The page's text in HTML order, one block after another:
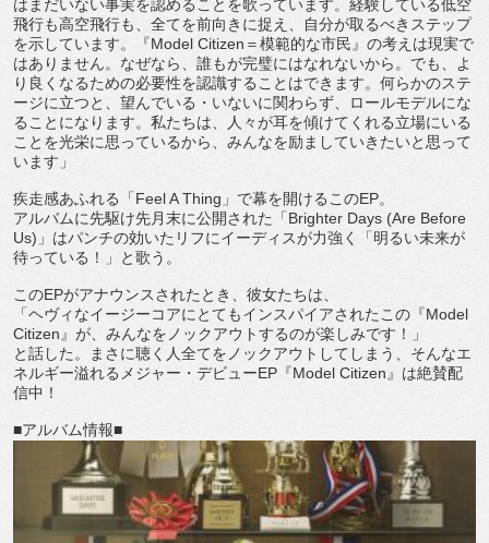
はまだいない事実を認めることを歌っています。経験している低空
飛行も高空飛行も、 全てを前向きに捉え、自分が取るべきステップ
を示しています。『Model Citizen ＝模範的な市民』の考えは現実で
はありません。 なぜなら、誰もが完璧にはなれないから。でも、
よ
り良くなるための必要性を認識することはできます。 何らかのステ
ージに立つと、望んでいる・いないに関わらず、
ロールモデルにな
ることになります。私たちは、
人々が耳を傾けてくれる立場にいる
ことを光栄に思っているから、 みんなを励ましていきたいと思って
います」
疾走感あふれる「Feel A Thing 」で幕を開けるこのEP。
アルバムに先駆け先月末に公開された「Brighter Days (Are Before
Us) 」はパンチの効いたリフにイーディスが力強く「明るい未来が
待っている！」と歌う。
このEPがアナウンスされたとき、彼女たちは、
「ヘヴィなイージーコアにとてもインスパイアされたこの『Model
Citizen 』が、みんなをノックアウトするのが楽しみです！
」
と話した。まさに聴く人全てをノックアウトしてしまう、 そんなエ
ネルギー溢れるメジャー・デビューEP 『Model Citizen 』は絶賛配
信中！
■アルバム情報■